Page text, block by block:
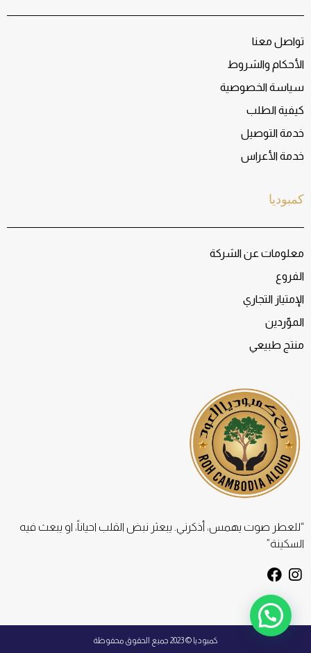
“للعطر صوت يهمس، أذكرني. يبعثر نبض القلب احياناً، او يبعث فيه
السكينة”
I
s
t
a
F
c
e
b
كمبوديا
معلومات عن الشركة
الفروع
الإمتياز التجاري
الموّردين
منتج طبيعي
تواصل معنا
الأحكام والشروط
سياسة الخصوصية
كيفية الطلب
خدمة التوصيل
خدمة الأعراس
كمبوديا © 2023 جميع الحقوق محفوظة